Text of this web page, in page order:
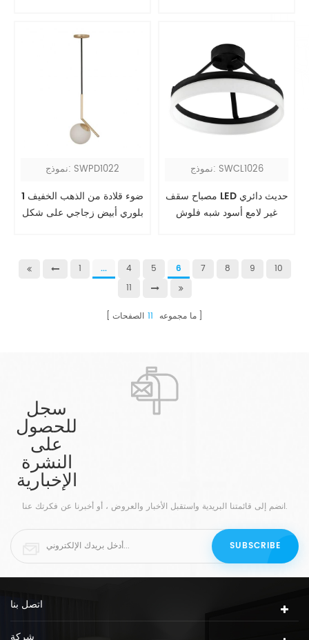
نموذج: SWPD1022
1 ضوء قلادة من الذهب الخفيف
بلوري أبيض زجاجي على شكل
نموذج: SWCL1026
مصباح سقف LED حديث دائري
غير لامع أسود شبه فلوش
1 ... 4 5 6 7 8 9
10
11
ما مجموعه 11 الصفحات
سجل
للحصول
على
النشرة
الإخبارية
انضم إلى قائمتنا البريدية واستقبل الأخبار والعروض ، أو أخبرنا عن فكرتك عنا.
اتصل بنا
شركة